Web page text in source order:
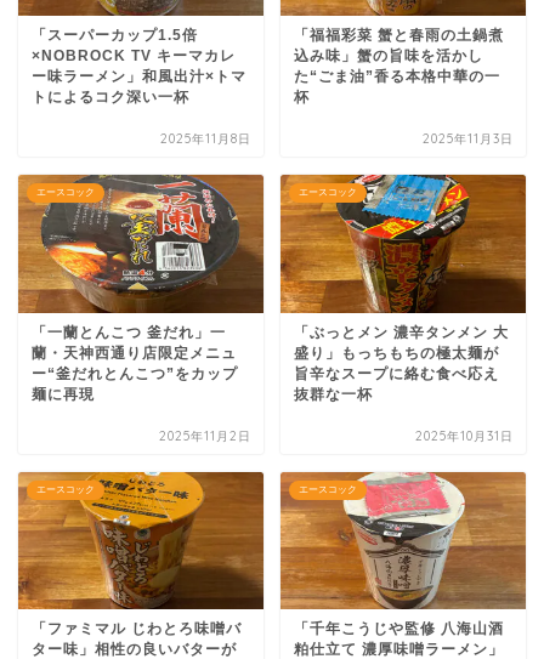
「スーパーカップ1.5倍
×NOBROCK TV キーマカレ
ー味ラーメン」和風出汁×トマ
トによるコク深い一杯
2025年11月8日
「福福彩菜 蟹と春雨の土鍋煮
込み味」蟹の旨味を活かし
た“ごま油”香る本格中華の一
杯
2025年11月3日
エースコック
「一蘭とんこつ 釜だれ」一
蘭・天神西通り店限定メニュ
ー“釜だれとんこつ”をカップ
麺に再現
2025年11月2日
エースコック
「ぶっとメン 濃辛タンメン 大
盛り」もっちもちの極太麺が
旨辛なスープに絡む食べ応え
抜群な一杯
2025年10月31日
エースコック
「ファミマル じわとろ味噌バ
ター味」相性の良いバターが
エースコック
「千年こうじや監修 八海山酒
粕仕立て 濃厚味噌ラーメン」